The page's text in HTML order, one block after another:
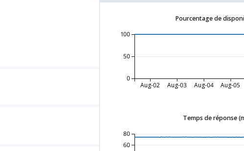
Pourcentage de
Aug-02 Aug-03 Aug-04 Aug-05
0
50
100
Temps de réponse
60
80